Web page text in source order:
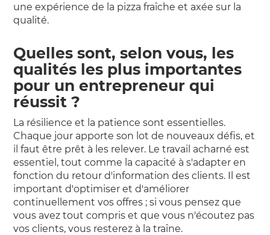
une expérience de la pizza fraîche et axée sur la
qualité.
Quelles sont, selon vous, les
qualités les plus importantes
pour un entrepreneur qui
réussit ?
La résilience et la patience sont essentielles.
Chaque jour apporte son lot de nouveaux défis, et
il faut être prêt à les relever. Le travail acharné est
essentiel, tout comme la capacité à s'adapter en
fonction du retour d'information des clients. Il est
important d'optimiser et d'améliorer
continuellement vos offres ; si vous pensez que
vous avez tout compris et que vous n'écoutez pas
vos clients, vous resterez à la traîne.